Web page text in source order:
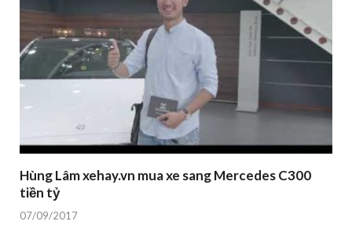
Hùng Lâm xehay.vn mua xe sang Mercedes C300
tiền tỷ
07/09/2017